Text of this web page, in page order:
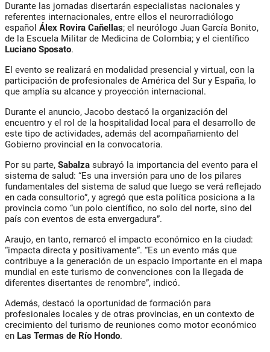
Durante las jornadas disertarán especialistas nacionales y
referentes internacionales, entre ellos el neurorradiólogo
español Álex Rovira Cañellas; el neurólogo Juan García Bonito,
de la Escuela Militar de Medicina de Colombia; y el científico
Luciano Sposato.
El evento se realizará en modalidad presencial y virtual, con la
participación de profesionales de América del Sur y España, lo
que amplía su alcance y proyección internacional.
Durante el anuncio, Jacobo destacó la organización del
encuentro y el rol de la hospitalidad local para el desarrollo de
este tipo de actividades, además del acompañamiento del
Gobierno provincial en la convocatoria.
Por su parte, Sabalza subrayó la importancia del evento para el
sistema de salud: “Es una inversión para uno de los pilares
fundamentales del sistema de salud que luego se verá reflejado
en cada consultorio”, y agregó que esta política posiciona a la
provincia como “un polo científico, no solo del norte, sino del
país con eventos de esta envergadura”.
Araujo, en tanto, remarcó el impacto económico en la ciudad:
“impacta directa y positivamente”. “Es un evento más que
contribuye a la generación de un espacio importante en el mapa
mundial en este turismo de convenciones con la llegada de
diferentes disertantes de renombre”, indicó.
Además, destacó la oportunidad de formación para
profesionales locales y de otras provincias, en un contexto de
crecimiento del turismo de reuniones como motor económico
en Las Termas de Río Hondo.